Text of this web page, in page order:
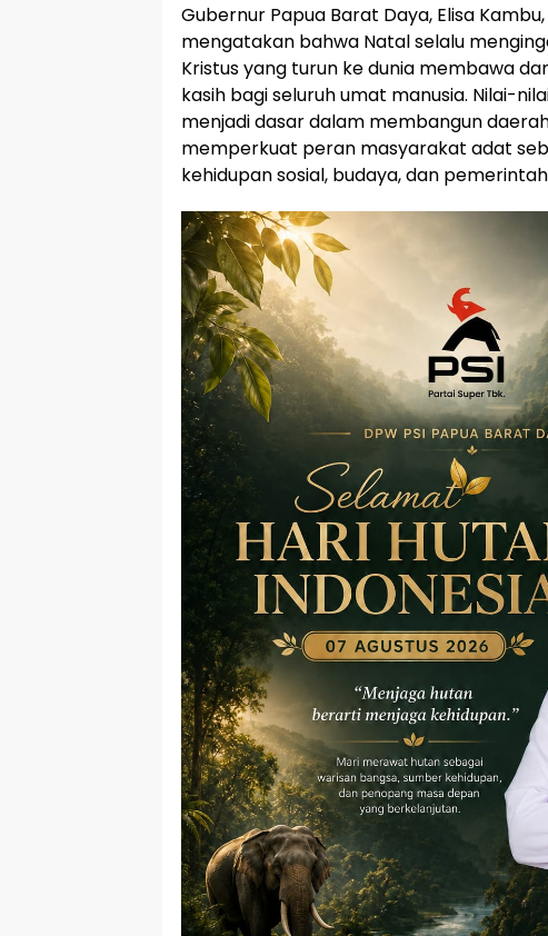
Gubernur Papua Barat Daya, Elisa
mengatakan bahwa Natal selalu
Kristus yang turun ke dunia membawa
kasih bagi seluruh umat manusia. Nilai-
menjadi dasar dalam membangun
memperkuat peran masyarakat adat
kehidupan sosial, budaya, dan